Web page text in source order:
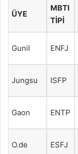
ÜYE
MBTI
TİPİ
Gunil ENFJ
Jungsu ISFP
Gaon ENTP
O.de ESFJ